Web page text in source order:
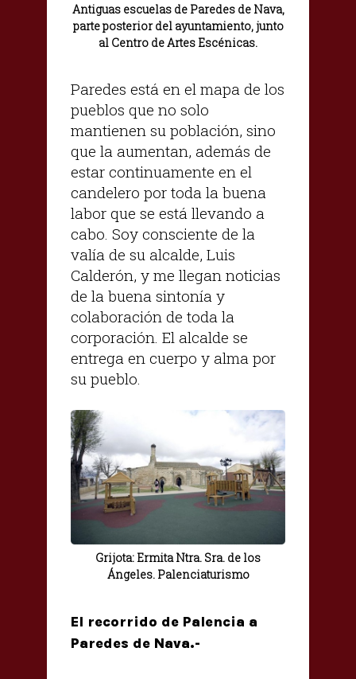
Antiguas escuelas de Paredes de Nava,
parte posterior del ayuntamiento, junto
al Centro de Artes Escénicas.
Paredes está en el mapa de los
pueblos que no solo
mantienen su población, sino
que la aumentan, además de
estar continuamente en el
candelero por toda la buena
labor que se está llevando a
cabo. Soy consciente de la
valía de su alcalde, Luis
Calderón, y me llegan noticias
de la buena sintonía y
colaboración de toda la
corporación. El alcalde se
entrega en cuerpo y alma por
su pueblo.
Grijota: Ermita Ntra. Sra. de los
Ángeles. Palenciaturismo
El recorrido de Palencia a
Paredes de Nava.-